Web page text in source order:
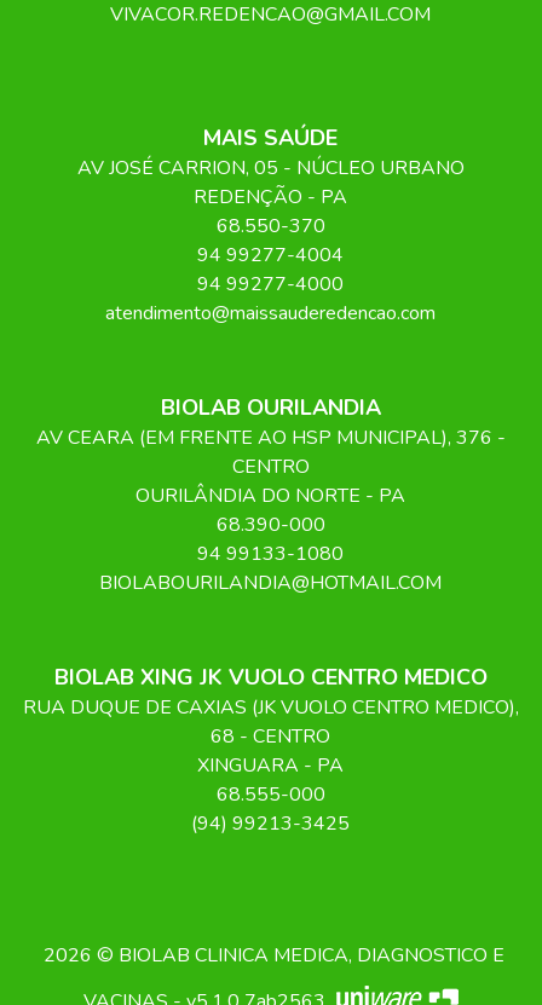
VIVACOR.REDENCAO@GMAIL.COM
MAIS SAÚDE
AV JOSÉ CARRION, 05 - NÚCLEO URBANO
REDENÇÃO - PA
68.550-370
94 99277-4004
94 99277-4000
atendimento@maissauderedencao.com
BIOLAB OURILANDIA
AV CEARA (EM FRENTE AO HSP MUNICIPAL), 376 -
CENTRO
OURILÂNDIA DO NORTE - PA
68.390-000
94 99133-1080
BIOLABOURILANDIA@HOTMAIL.COM
BIOLAB XING JK VUOLO CENTRO MEDICO
RUA DUQUE DE CAXIAS (JK VUOLO CENTRO MEDICO),
68 - CENTRO
XINGUARA - PA
68.555-000
(94) 99213-3425
2026 © BIOLAB CLINICA MEDICA, DIAGNOSTICO E